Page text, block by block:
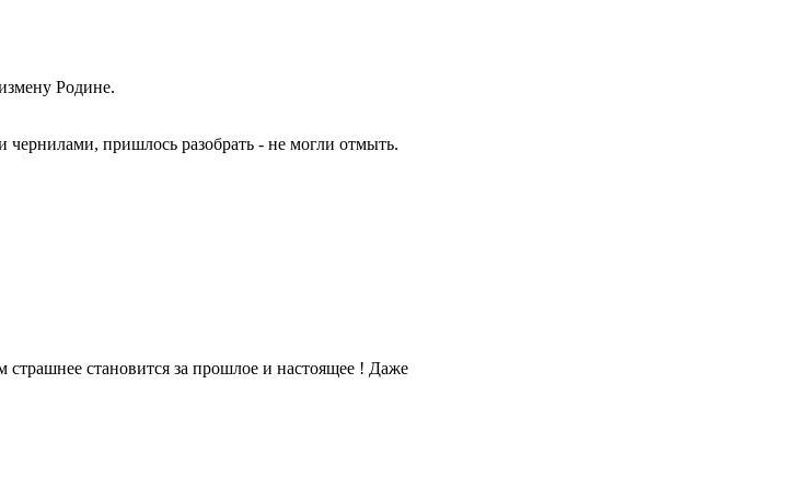
Родине.
пришлось разобрать - не могли отмыть.
становится за прошлое и настоящее ! Даже